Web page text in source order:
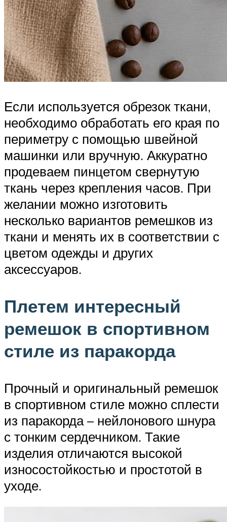
Если используется обрезок ткани,
необходимо обработать его края по
периметру с помощью швейной
машинки или вручную. Аккуратно
продеваем пинцетом свернутую
ткань через крепления часов. При
желании можно изготовить
несколько вариантов ремешков из
ткани и менять их в соответствии с
цветом одежды и других
аксессуаров.
Плетем интересный
ремешок в спортивном
стиле из паракорда
Прочный и оригинальный ремешок
в спортивном стиле можно сплести
из паракорда – нейлонового шнура
с тонким сердечником. Такие
изделия отличаются высокой
износостойкостью и простотой в
уходе.